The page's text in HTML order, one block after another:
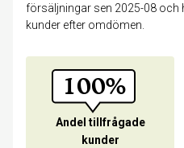
försäljningar sen 2025-08 och
kunder efter omdömen.
100%
Andel tillfrågade
kunder